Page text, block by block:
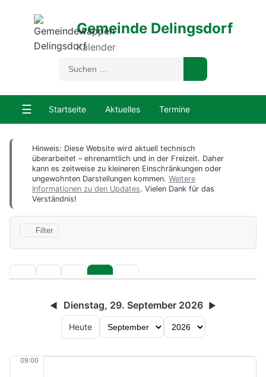
Gemeinde Delingsdorf
Kalender
☰ Startseite Aktuelles Termine
Hinweis: Diese Website wird aktuell technisch
überarbeitet – ehrenamtlich und in der Freizeit. Daher
kann es zeitweise zu kleineren Einschränkungen oder
ungewohnten Darstellungen kommen. Weitere
Informationen zu den Updates. Vielen Dank für das
Verständnis!
Filter
◀ Dienstag, 29. September 2026 ▶
Heute
09:00